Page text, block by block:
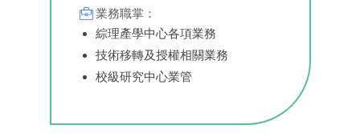
業務職掌：
綜理產學中心各項業務
技術移轉及授權相關業務
校級研究中心業管